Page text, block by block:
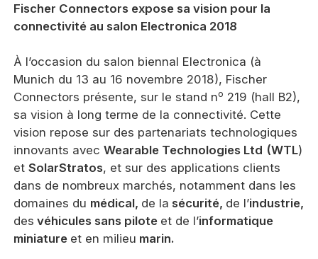
Fischer Connectors expose sa vision pour la
connectivité au salon Electronica 2018
À l’occasion du salon biennal Electronica (à
Munich du 13 au 16 novembre 2018), Fischer
Connectors présente, sur le stand no 219 (hall B2),
sa vision à long terme de la connectivité. Cette
vision repose sur des partenariats technologiques
innovants avecWearable Technologies Ltd (WTL)
etSolarStratos, et sur des applications clients
dans de nombreux marchés, notamment dans les
domaines du médical, de la sécurité, de l’industrie,
des véhicules sans pilote et de l’informatique
miniature et en milieu marin.